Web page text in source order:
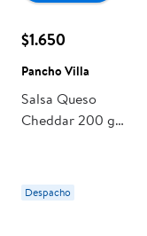
$1.650
Pancho Villa
Salsa Queso
Cheddar 200 g
Despacho